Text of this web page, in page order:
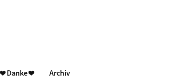
❤ Danke ❤ Archiv